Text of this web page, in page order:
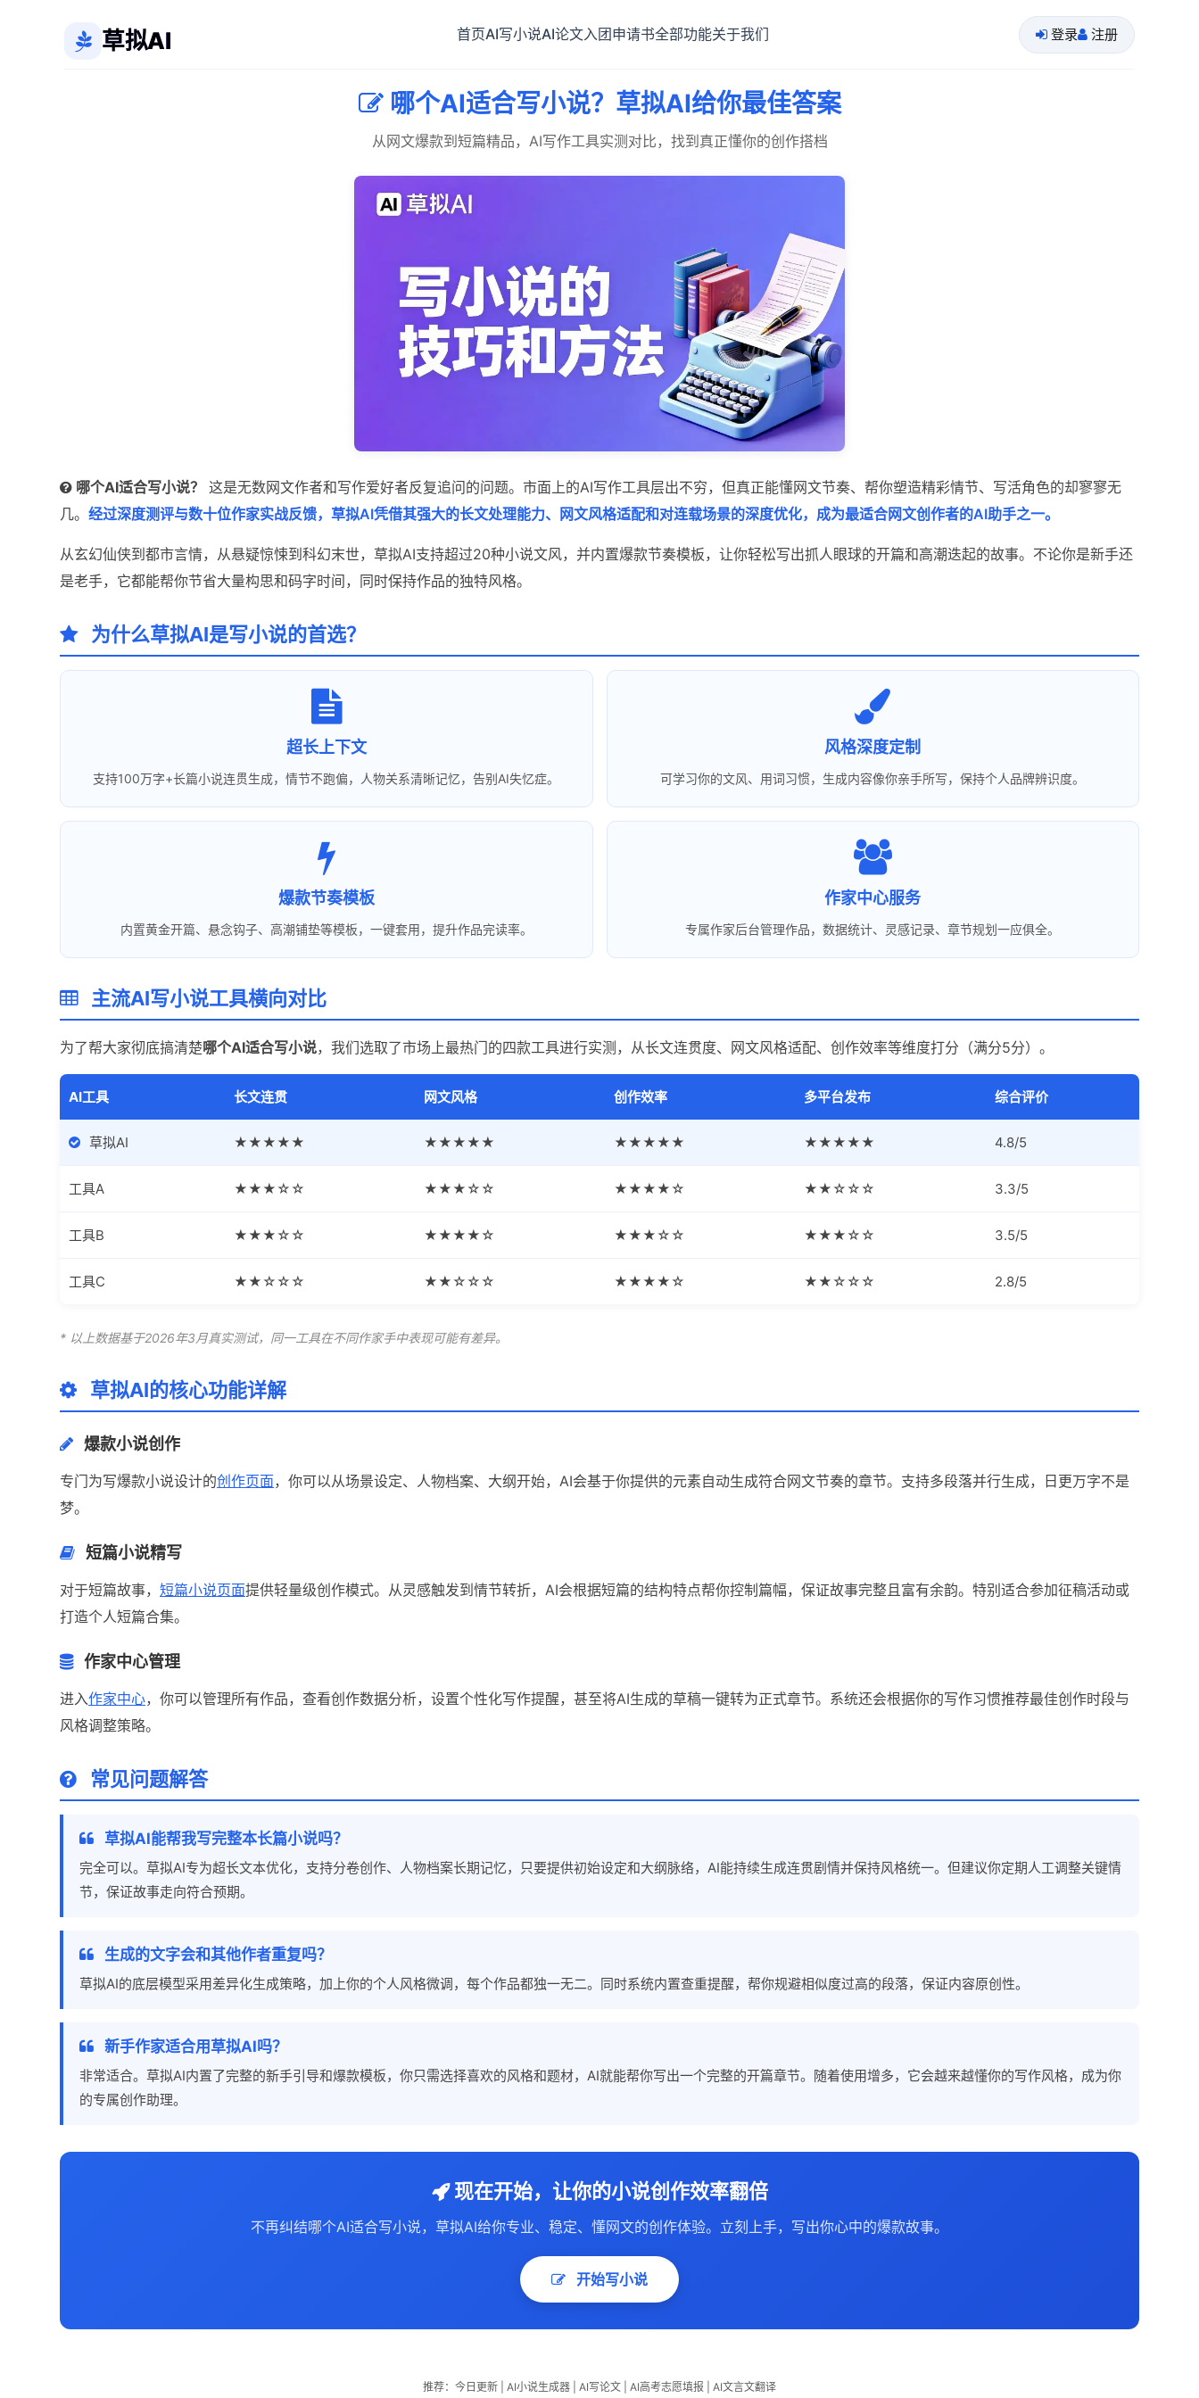
草拟AI 首页AI写小说AI论文入团申请书全部功能关于我们 登录 注册
哪个AI适合写小说？草拟AI给你最佳答案
从网文爆款到短篇精品，AI写作工具实测对比，找到真正懂你的创作搭档
哪个AI适合写小说？
这是无数网文作者和写作爱好者反复追问的问题。市面上的AI写作工具层出不穷，但真正能懂网文节奏、帮你塑造精彩情节、写活角色的却寥寥无
几。 经过深度测评与数十位作家实战反馈，草拟AI凭借其强大的长文处理能力、网文风格适配和对连载场景的深度优化，成为最适合网文创作者的AI助手之一。
从玄幻仙侠到都市言情，从悬疑惊悚到科幻末世，草拟AI支持超过20种小说文风，并内置爆款节奏模板，让你轻松写出抓人眼球的开篇和高潮迭起的故事。不论你是新手还
是老手，它都能帮你节省大量构思和码字时间，同时保持作品的独特风格。
为什么草拟AI是写小说的首选？
超长上下文
支持100万字+长篇小说连贯生成，情节不跑偏，人物关系清晰记忆，告别AI失忆症。
风格深度定制
可学习你的文风、用词习惯，生成内容像你亲手所写，保持个人品牌辨识度。
爆款节奏模板
内置黄金开篇、悬念钩子、高潮铺垫等模板，一键套用，提升作品完读率。
作家中心服务
专属作家后台管理作品，数据统计、灵感记录、章节规划一应俱全。
主流AI写小说工具横向对比
为了帮大家彻底搞清楚哪个AI适合写小说，我们选取了市场上最热门的四款工具进行实测，从长文连贯度、网文风格适配、创作效率等维度打分（满分5分）。
AI工具 长文连贯 网文风格 创作效率 多平台发布 综合评价
草拟AI ★★★★★ ★★★★★ ★★★★★ ★★★★★ 4.8/5
工具A ★★★☆☆ ★★★☆☆ ★★★★☆ ★★☆☆☆ 3.3/5
工具B ★★★☆☆ ★★★★☆ ★★★☆☆ ★★★☆☆ 3.5/5
工具C ★★☆☆☆ ★★☆☆☆ ★★★★☆ ★★☆☆☆ 2.8/5
* 以上数据基于2026年3月真实测试，同一工具在不同作家手中表现可能有差异。
草拟AI的核心功能详解
爆款小说创作
专门为写爆款小说设计的创作页面，你可以从场景设定、人物档案、大纲开始，AI会基于你提供的元素自动生成符合网文节奏的章节。支持多段落并行生成，日更万字不是
梦。
短篇小说精写
对于短篇故事， 短篇小说页面提供轻量级创作模式。从灵感触发到情节转折，AI会根据短篇的结构特点帮你控制篇幅，保证故事完整且富有余韵。特别适合参加征稿活动或
打造个人短篇合集。
作家中心管理
进入作家中心，你可以管理所有作品，查看创作数据分析，设置个性化写作提醒，甚至将AI生成的草稿一键转为正式章节。系统还会根据你的写作习惯推荐最佳创作时段与
风格调整策略。
常见问题解答
草拟AI能帮我写完整本长篇小说吗？
完全可以。草拟AI专为超长文本优化，支持分卷创作、人物档案长期记忆，只要提供初始设定和大纲脉络，AI能持续生成连贯剧情并保持风格统一。但建议你定期人工调整关键情
节，保证故事走向符合预期。
生成的文字会和其他作者重复吗？
草拟AI的底层模型采用差异化生成策略，加上你的个人风格微调，每个作品都独一无二。同时系统内置查重提醒，帮你规避相似度过高的段落，保证内容原创性。
新手作家适合用草拟AI吗？
非常适合。草拟AI内置了完整的新手引导和爆款模板，你只需选择喜欢的风格和题材，AI就能帮你写出一个完整的开篇章节。随着使用增多，它会越来越懂你的写作风格，成为你
的专属创作助理。
现在开始，让你的小说创作效率翻倍
不再纠结哪个AI适合写小说，草拟AI给你专业、稳定、懂网文的创作体验。立刻上手，写出你心中的爆款故事。
开始写小说
推荐： 今日更新 AI小说生成器 AI写论文 AI高考志愿填报 AI文言文翻译